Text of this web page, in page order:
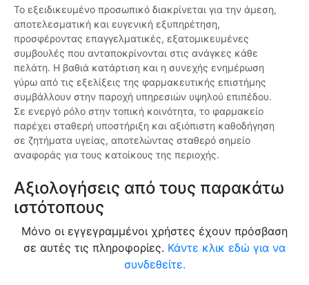
Το εξειδικευμένο προσωπικό διακρίνεται για την άμεση,
αποτελεσματική και ευγενική εξυπηρέτηση,
προσφέροντας επαγγελματικές, εξατομικευμένες
συμβουλές που ανταποκρίνονται στις ανάγκες κάθε
πελάτη. Η βαθιά κατάρτιση και η συνεχής ενημέρωση
γύρω από τις εξελίξεις της φαρμακευτικής επιστήμης
συμβάλλουν στην παροχή υπηρεσιών υψηλού επιπέδου.
Σε ενεργό ρόλο στην τοπική κοινότητα, το φαρμακείο
παρέχει σταθερή υποστήριξη και αξιόπιστη καθοδήγηση
σε ζητήματα υγείας, αποτελώντας σταθερό σημείο
αναφοράς για τους κατοίκους της περιοχής.
Αξιολογήσεις από τους παρακάτω
ιστότοπους
Μόνο οι εγγεγραμμένοι χρήστες έχουν πρόσβαση
σε αυτές τις πληροφορίες. Κάντε κλικ εδώ για να
συνδεθείτε.